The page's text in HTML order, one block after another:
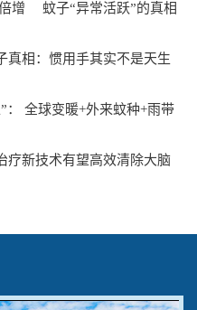
倍增 蚊子“异常活跃”的真相
真相：惯用手其实不是天生
： 全球变暖+外来蚊种+雨带
疗新技术有望高效清除大脑